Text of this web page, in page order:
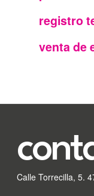
FMC
registro
venta de
Calle Torrecilla, 5.